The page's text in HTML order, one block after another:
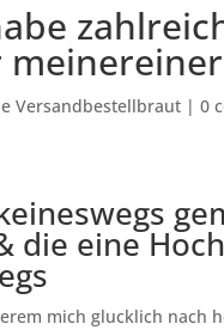
Versandbestellbraut |0
die eine
mich glucklich nach